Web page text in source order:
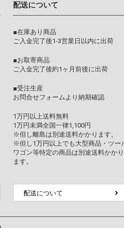
配送について
■在庫あり商品
ご入金完了後1-3営業日以内に出荷
■お取寄商品
ご入金完了後約1ヶ月前後に出荷
■受注生産
お問合せフォームより納期確認
1万円以上送料無料
1万円未満全国一律1,100円
※但し離島は別途送料かかります。
※但し1万円以上でも大型商品・ツー
ワゴン等特定の商品は別途送料かかり
ます。
配送について